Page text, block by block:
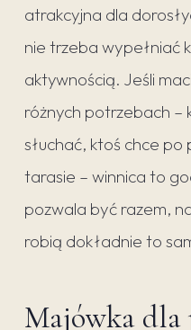
atrakcyjna dla
nie trzeba wypełniać
aktywnością. Jeśli
różnych potrzebach –
słuchać, ktoś chce
tarasie – winnica to
pozwala być razem,
robią dokładnie to
Majówka dla